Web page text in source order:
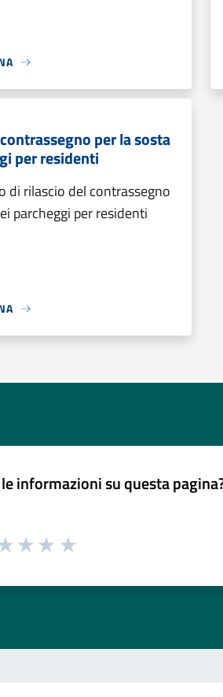
per la sosta
per residenti
di rilascio del contrassegno
parcheggi per residenti
informazioni su questa